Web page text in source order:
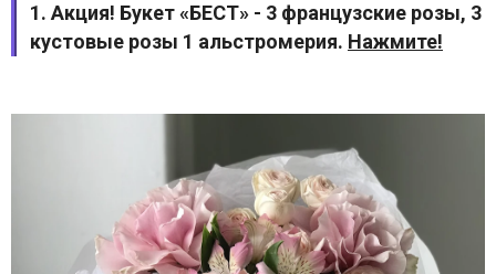
1. Акция! Букет «БЕСТ» - 3 французские розы, 3
кустовые розы 1 альстромерия. Нажмите!